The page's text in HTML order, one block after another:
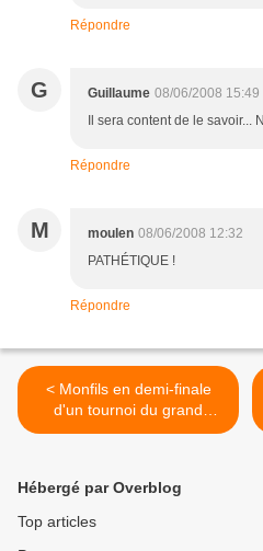
Répondre
G Guillaume 08/06/2008 15:49
Il sera content de le savoir...
Répondre
M moulen 08/06/2008 12:32
PATHÉTIQUE !
Répondre
< Monfils en demi-finale
d'un tournoi du grand
chelem
Hébergé par Overblog
Top articles